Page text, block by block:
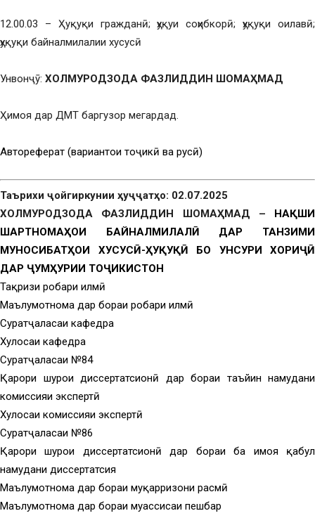
12.00.03 – Ҳуқуқи гражданӣ; ҳуқуи соҳибкорӣ; ҳуқуқи оилавӣ;
ҳуқуқи байналмилалии хусусӣ
Унвонҷӯ: ХОЛМУРОДЗОДА ФАЗЛИДДИН ШОМАҲМАД
Ҳимоя дар ДМТ баргузор мегардад.
Автореферат (вариантҳои тоҷикӣ ва русӣ)
Таърихи ҷойгиркунии ҳуҷҷатҳо: 02.07.2025
ХОЛМУРОДЗОДА ФАЗЛИДДИН ШОМАҲМАД – НАҚШИ
ШАРТНОМАҲОИ БАЙНАЛМИЛАЛӢ ДАР ТАНЗИМИ
МУНОСИБАТҲОИ ХУСУСӢ-ҲУҚУҚӢ БО УНСУРИ ХОРИҶӢ
ДАР ҶУМҲУРИИ ТОҶИКИСТОН
Тақризи роҳбари илмӣ
Маълумотнома дар бораи роҳбари илмӣ
Суратҷаласаи кафедра
Хулосаи кафедра
Суратҷаласаи №84
Қарори шурои диссертатсионӣ дар бораи таъйин намудани
комиссияи экспертӣ
Хулосаи комиссияи экспертӣ
Суратҷаласаи №86
Қарори шурои диссертатсионӣ дар бораи ба ҳимоя қабул
намудани диссертатсия
Маълумотнома дар бораи муқарризони расмӣ
Маълумотнома дар бораи муассисаи пешбар